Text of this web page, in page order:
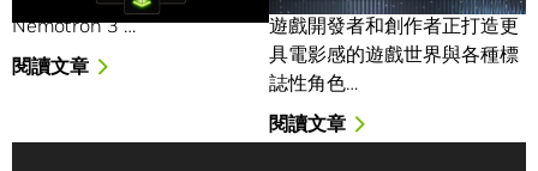
Nemotron 3 …
閱讀文章
遊戲開發者和創作者正打造更
具電影感的遊戲世界與各種標
誌性角色…
閱讀文章